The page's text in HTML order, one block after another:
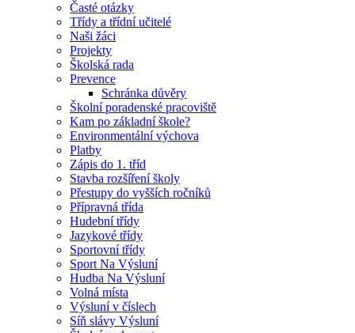
Časté otázky
Třídy a třídní učitelé
Naši žáci
Projekty
Školská rada
Prevence
Schránka důvěry
Školní poradenské pracoviště
Kam po základní škole?
Environmentální výchova
Platby
Zápis do 1. tříd
Stavba rozšíření školy
Přestupy do vyšších ročníků
Přípravná třída
Hudební třídy
Jazykové třídy
Sportovní třídy
Sport Na Výsluní
Hudba Na Výsluní
Volná místa
Výsluní v číslech
Síň slávy Výsluní